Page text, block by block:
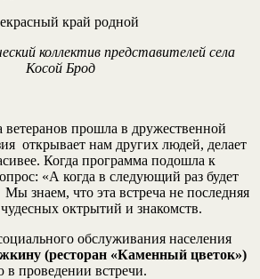
край родной
коллектив представителей села
Косой Брод
ветеранов прошла в дружественной
открывает нам других людей, делает
Когда программа подошла к
«А когда в следующий раз будет
Мы знаем, что эта встреча не последняя
октрытий и знакомств.
обслуживания населения
(ресторан «Каменный цветок»)
проведении встречи.